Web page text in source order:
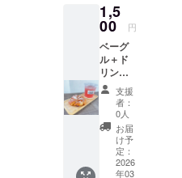
ドリン
クから
自由に
お選び
いただ
けま
す！
（通常
は対象
外とな
るメ
ニュー
も含め
1,5
00 円
ベーグ
ル＋ド
リンク
セット
券（2回
分） •
お好き
なベー
グル 1
支援
者：
0人
お届
け予
定：
2026
年03